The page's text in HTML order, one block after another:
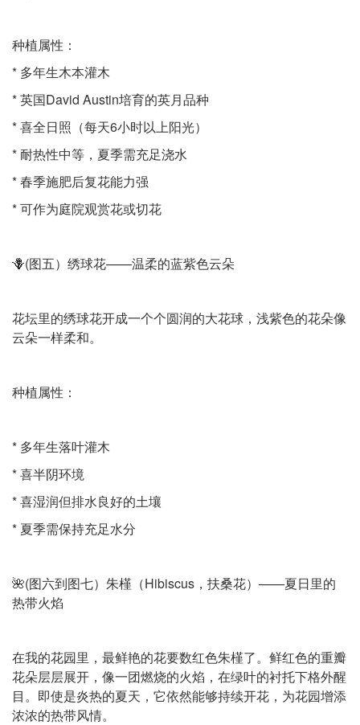
种植属性：
* 多年生木本灌木
* 英国David Austin培育的英月品种
* 喜全日照（每天6小时以上阳光）
* 耐热性中等，夏季需充足浇水
* 春季施肥后复花能力强
* 可作为庭院观赏花或切花
🪻(图五）绣球花——温柔的蓝紫色云朵
花坛里的绣球花开成一个个圆润的大花球，浅紫色的花朵像
云朵一样柔和。
种植属性：
* 多年生落叶灌木
* 喜半阴环境
* 喜湿润但排水良好的土壤
* 夏季需保持充足水分
🌺(图六到图七）朱槿（Hibiscus，扶桑花）——夏日里的
热带火焰
在我的花园里，最鲜艳的花要数红色朱槿了。鲜红色的重瓣
花朵层层展开，像一团燃烧的火焰，在绿叶的衬托下格外醒
目。即使是炎热的夏天，它依然能够持续开花，为花园增添
浓浓的热带风情。